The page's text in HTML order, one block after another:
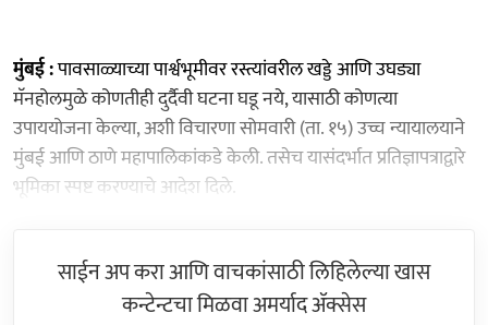
मुंबई :पावसाळ्याच्या पार्श्वभूमीवर रस्त्यांवरील खड्डे आणि उघड्या
मॅनहोलमुळे कोणतीही दुर्दैवी घटना घडू नये, यासाठी कोणत्या
उपाययोजना केल्या, अशी विचारणा सोमवारी (ता. १५) उच्च न्यायालयाने
मुंबई आणि ठाणे महापालिकांकडे केली. तसेच यासंदर्भात प्रतिज्ञापत्राद्वारे
भूमिका स्पष्ट करण्याचे आदेश दिले.
साईन अप करा आणि वाचकांसाठी लिहिलेल्या खास
कन्टेन्टचा मिळवा अमर्याद ॲक्सेस